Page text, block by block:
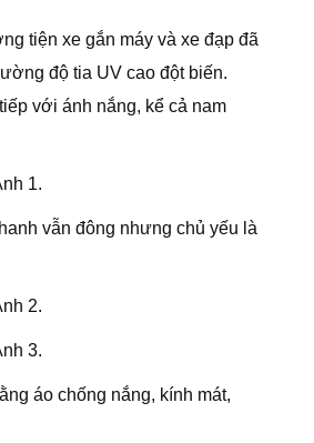
tiện xe gắn máy và xe đạp đã
độ tia UV cao đột biến.
với ánh nắng, kể cả nam
vẫn đông nhưng chủ yếu là
áo chống nắng, kính mát,